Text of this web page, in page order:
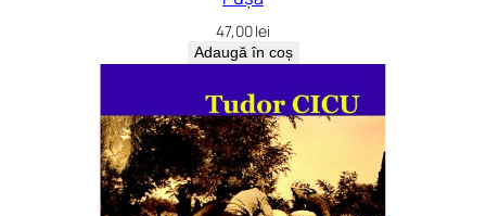
47,00lei
Adaugă în coș